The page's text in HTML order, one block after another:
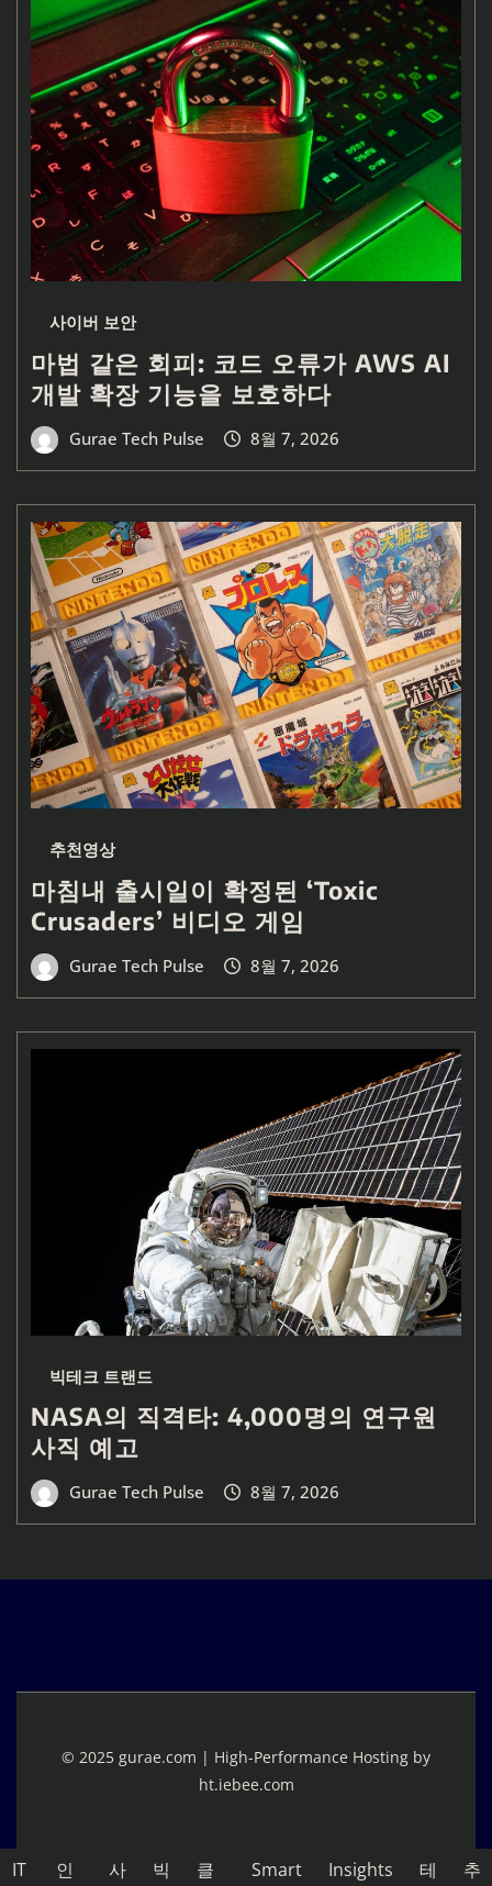
사이버 보안
마법 같은 회피: 코드 오류가 AWS AI
개발 확장 기능을 보호하다
Gurae Tech Pulse 8월 7, 2026
추천영상
마침내 출시일이 확정된 ‘Toxic
Crusaders’ 비디오 게임
Gurae Tech Pulse 8월 7, 2026
빅테크 트랜드
NASA의 직격타: 4,000명의 연구원
사직 예고
Gurae Tech Pulse 8월 7, 2026
© 2025 gurae.com | High-Performance Hosting by
ht.iebee.com
IT 인 사 빅 클 Smart Insights 테 추